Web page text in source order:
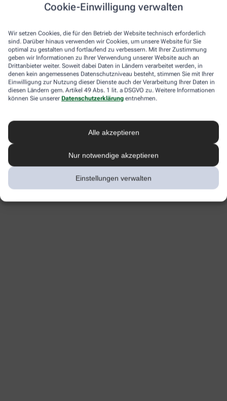
Cookie-Einwilligung verwalten
Wir setzen Cookies, die für den Betrieb der Website technisch erforderlich
sind. Darüber hinaus verwenden wir Cookies, um unsere Website für Sie
optimal zu gestalten und fortlaufend zu verbessern. Mit Ihrer Zustimmung
geben wir Informationen zu Ihrer Verwendung unserer Website auch an
Drittanbieter weiter. Soweit dabei Daten in Ländern verarbeitet werden, in
denen kein angemessenes Datenschutzniveau besteht, stimmen Sie mit Ihrer
Einwilligung zur Nutzung dieser Dienste auch der Verarbeitung Ihrer Daten in
diesen Ländern gem. Artikel 49 Abs. 1 lit. a DSGVO zu. Weitere Informationen
können Sie unserer Datenschutzerklärung entnehmen.
Alle akzeptieren
Nur notwendige akzeptieren
Einstellungen verwalten